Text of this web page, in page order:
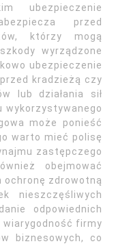
ubezpieczenie
przed
którzy mogą
wyrządzone
ubezpieczenie
kradzieżą czy
lub działania sił
wykorzystywanego
może ponieść
warto mieć polisę
zastępczego
obejmować
ochronę zdrowotną
nieszczęśliwych
odpowiednich
firmy
biznesowych, co